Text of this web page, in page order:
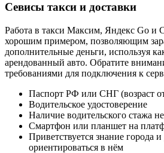
Севисы такси и доставки
Работа в такси Максим, Яндекс Go и
хорошим примером, позволяющим
дополнительные деньги, используя
арендованный авто. Обратите
требованиями для подключения к
Паспорт РФ или СНГ (возраст
Водительское удостоверение
Наличие водительского стажа
Смартфон или планшет на
Приветствуется знание города
ориентироваться в нём